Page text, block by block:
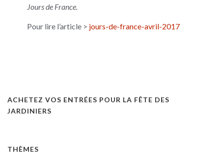
Jours de France.
Pour lire l’article > jours-de-france-avril-2017
ACHETEZ VOS ENTRÉES POUR LA FÊTE DES
JARDINIERS
THÈMES